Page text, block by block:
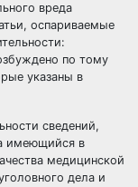
вреда
оспариваемые
по тому
указаны в
сведений,
имеющийся в
медицинской
дела и